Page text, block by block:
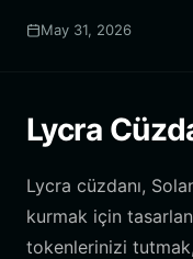
May 31, 2026
Lycra
Lycra cüzdanı,
kurmak için
tokenlerinizi